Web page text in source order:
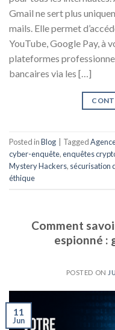
Gmail ne sert plus
mails. Elle permet
YouTube, Google Pay, à
plateformes
bancaires via les […]
Posted inBlog Tagged
cyber-enquête,enquêtes
Mystery Hackers, sécurisation
éthique
Comment
espionné :
POSTED ON
11
Jun